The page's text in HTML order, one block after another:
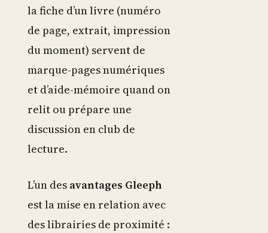
la fiche d’un livre (numéro
de page, extrait, impression
du moment) servent de
marque-pages numériques
et d’aide-mémoire quand on
relit ou prépare une
discussion en club de
lecture.
L’un des avantages Gleeph
est la mise en relation avec
des librairies de proximité :